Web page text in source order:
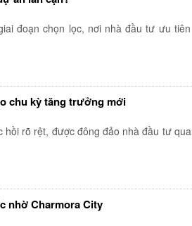
đoạn chọn lọc, nơi nhà đầu tư ưu
chu kỳ tăng trưởng mới
rõ rệt, được đông đảo nhà đầu tư
nhờ Charmora City